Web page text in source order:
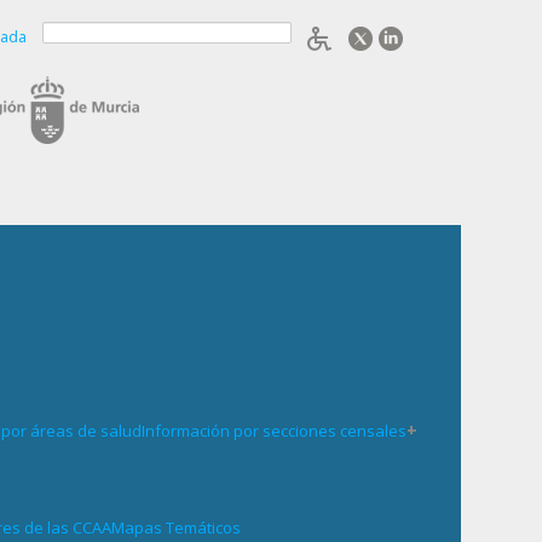
áreas de saludInformación por secciones censales+
de las CCAAMapas Temáticos